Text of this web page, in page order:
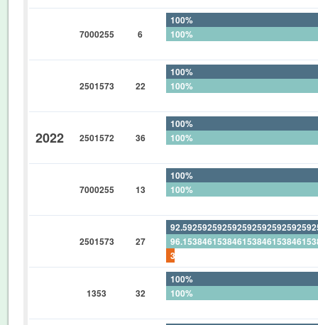
7000255 6
100%
100%
2501573 22
100%
100%
2022 2501572 36
100%
100%
7000255 13
100%
100%
2501573 27
1353 32
100%
100%